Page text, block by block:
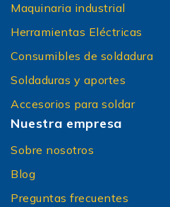
Maquinaria industrial
Herramientas Eléctricas
Consumibles de soldadura
Soldaduras y aportes
Accesorios para soldar
Nuestra empresa
Sobre nosotros
Blog
Preguntas frecuentes